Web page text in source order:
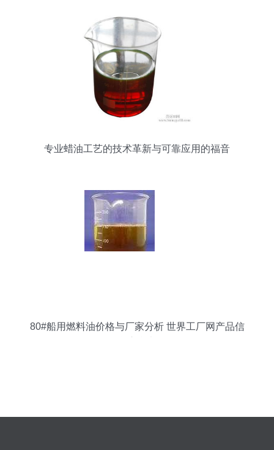
专业蜡油工艺的技术革新与可靠应用的福音
80#船用燃料油价格与厂家分析 世界工厂网产品信